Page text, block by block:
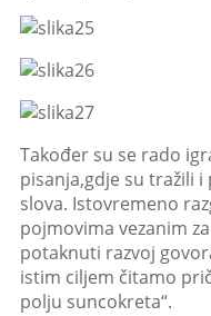
Također su se rado
pisanja,gdje su tražili
slova. Istovremeno
pojmovima vezanim
potaknuti razvoj
istim ciljem čitamo
polju suncokreta“.